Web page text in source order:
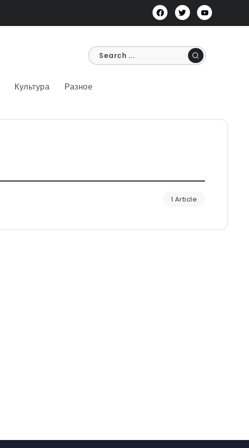
Культура Разное
1 Article